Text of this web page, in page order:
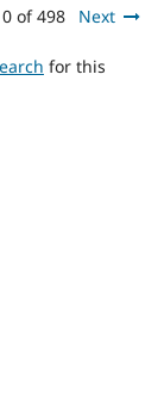
of 498 Next
for this